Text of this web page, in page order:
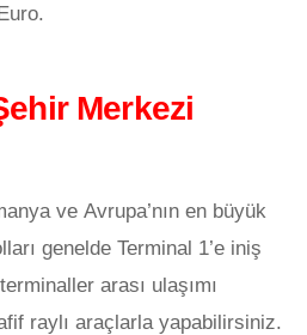
Merkezi
ve Avrupa’nın en büyük
genelde Terminal 1’e iniş
arası ulaşımı
raylı araçlarla yapabilirsiniz.